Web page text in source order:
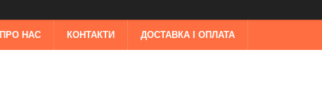
ПРО НАС КОНТАКТИ ДОСТАВКА І ОПЛАТА